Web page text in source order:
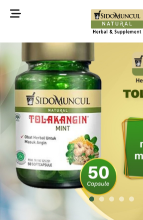
1 2 3 4 5